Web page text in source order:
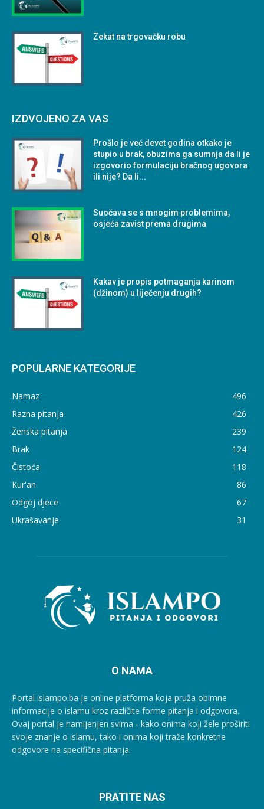
Zekat na trgovačku robu
IZDVOJENO ZA VAS
Prošlo je već devet godina otkako je
stupio u brak, obuzima ga sumnja da li je
izgovorio formulaciju bračnog ugovora
ili nije? Da li...
Suočava se s mnogim problemima,
osjeća zavist prema drugima
Kakav je propis potmaganja karinom
(džinom) u liječenju drugih?
POPULARNE KATEGORIJE
Namaz
496
Razna pitanja
426
Ženska pitanja
239
Brak
124
Čistoća
118
Kur'an
86
Odgoj djece
67
Ukrašavanje
31
O NAMA
Portal islampo.ba je online platforma koja pruža obimne
informacije o islamu kroz različite forme pitanja i odgovora.
Ovaj portal je namijenjen svima - kako onima koji žele proširiti
svoje znanje o islamu, tako i onima koji traže konkretne
odgovore na specifična pitanja.
PRATITE NAS